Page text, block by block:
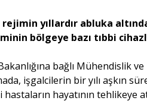
yıllardır abluka
bölgeye bazı tıbbi
bağlı Mühendislik
işgalcilerin bir yılı aşkın
hayatının tehlikeye